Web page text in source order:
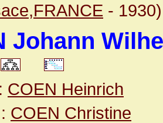
- 1930)
Johann
: COEN Heinrich
: COEN Christine